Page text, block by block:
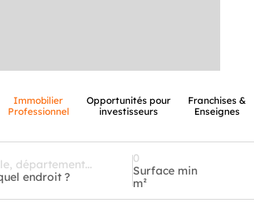
Immobilier
Professionnel
Opportunités pour
investisseurs
Franchises &
Enseignes
endroit ?
Surface min
m²